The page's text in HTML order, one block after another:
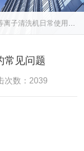
清洗机日常使用时的常见问题
常见问题
次数：2039